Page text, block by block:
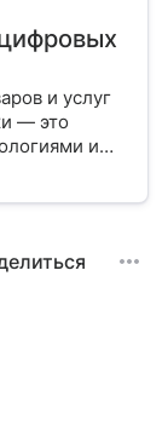
и услуг
— это
и
экспорт